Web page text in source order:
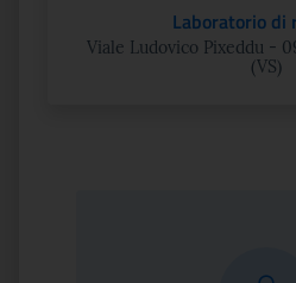
Laboratorio di
Viale Ludovico Pixeddu -
(VS)